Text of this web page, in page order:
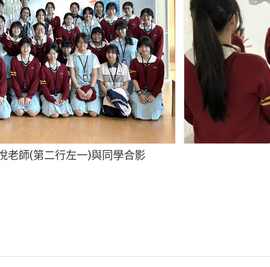
老師(第二行左一)與同學合影